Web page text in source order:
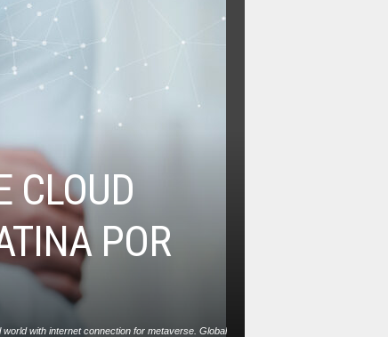
world with internet connection for metaverse. Global
CLOUD
POR